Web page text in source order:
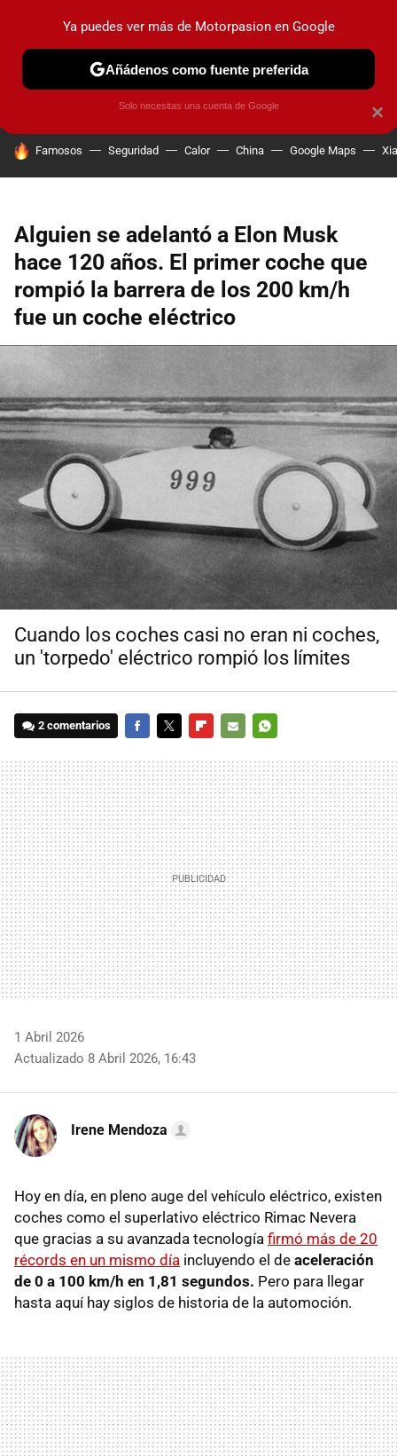
PRUEBAS COCHES ELÉCTRICOS OBSERVATORIO
HOY SE HABLA DE
Famosos Seguridad Calor China Google Maps
Alguien se adelantó a Elon Musk
hace 120 años. El primer coche que
rompió la barrera de los 200 km/h
fue un coche eléctrico
Cuando los coches casi no eran ni coches,
un 'torpedo' eléctrico rompió los límites
2 comentarios
MAIL
1 Abril 2026
Actualizado 8 Abril 2026, 16:43
Irene Mendoza
Hoy en día, en pleno auge del vehículo eléctrico, existen
coches como el superlativo eléctrico Rimac Nevera
que gracias a su avanzada tecnología firmó más de 20
récords en un mismo día incluyendo el de aceleración
de 0 a 100 km/h en 1,81 segundos. Pero para llegar
hasta aquí hay siglos de historia de la automoción.
×
Ya puedes ver más de Motorpasion en Google
Añádenos como fuente preferida
Solo necesitas una cuenta de Google